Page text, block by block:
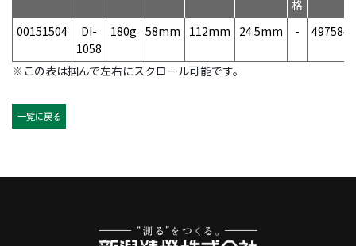
格
00151504
DI-
1058
180g 58mm 112mm 24.5mm -
※この表は掴んで左右にスクロール可能です。
一覧に戻る